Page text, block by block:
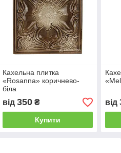
Кахельна плитка
«Rosanna» коричнево-
біла
від 350₴
Купити
від